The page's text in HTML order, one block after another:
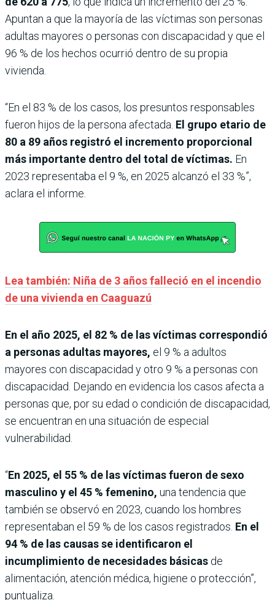
Apuntan a que la mayoría de las víctimas son personas
adultas mayores o personas con discapacidad y que el
96 % de los hechos ocurrió dentro de su propia
vivienda.
“En el 83 % de los casos, los presuntos responsables
fueron hijos de la persona afectada. El grupo etario de
80 a 89 años registró el incremento proporcional
más importante dentro del total de víctimas. En
2023 representaba el 9 %, en 2025 alcanzó el 33 %”,
aclara el informe.
Lea también: Niña de 3 años falleció en el incendio
de una vivienda en Caaguazú
En el año 2025, el 82 % de las víctimas correspondió
a personas adultas mayores, el 9 % a adultos
mayores con discapacidad y otro 9 % a personas con
discapacidad. Dejando en evidencia los casos afecta a
personas que, por su edad o condición de discapacidad,
se encuentran en una situación de especial
vulnerabilidad.
“En 2025, el 55 % de las víctimas fueron de sexo
masculino y el 45 % femenino, una tendencia que
también se observó en 2023, cuando los hombres
representaban el 59 % de los casos registrados. En el
94 % de las causas se identificaron el
incumplimiento de necesidades básicas de
alimentación, atención médica, higiene o protección”,
puntualiza.